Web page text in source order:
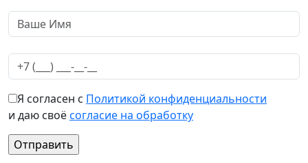
Я согласен с Политикой конфиденциальности
и даю своёсогласие на обработку